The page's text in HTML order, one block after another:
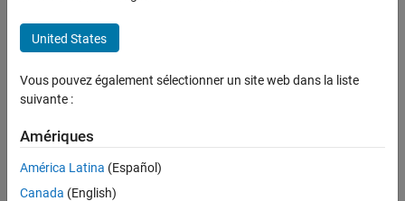
United States
Vous pouvez également sélectionner un site web dans la liste
suivante :
Amériques
América Latina (Español)
Canada (English)